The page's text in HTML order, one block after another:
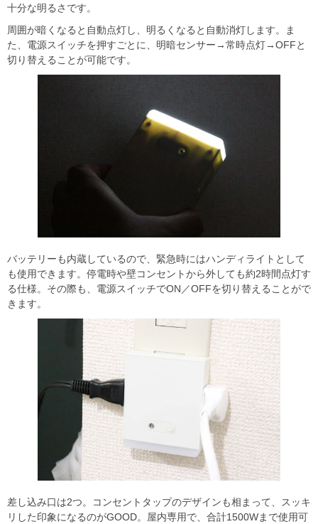
十分な明るさです。
周囲が暗くなると自動点灯し、明るくなると自動消灯します。ま
た、電源スイッチを押すごとに、明暗センサー→常時点灯→OFFと
切り替えることが可能です。
バッテリーも内蔵しているので、緊急時にはハンディライトとして
も使用できます。停電時や壁コンセントから外しても約2時間点灯す
る仕様。その際も、電源スイッチでON／OFFを切り替えることがで
きます。
差し込み口は2つ。コンセントタップのデザインも相まって、スッキ
リした印象になるのがGOOD。屋内専用で、合計1500Wまで使用可